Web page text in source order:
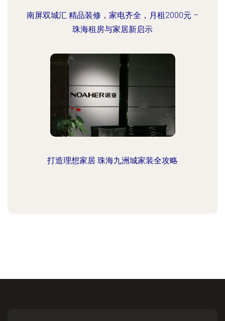
南屏双城汇 精品装修，家电齐全，月租2000元 –
珠海租房与家居新启示
打造理想家居 珠海九洲城家装全攻略